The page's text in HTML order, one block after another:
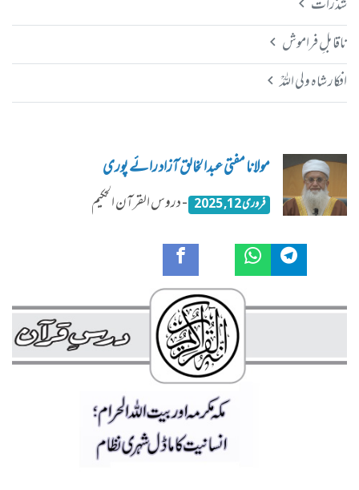
ناقابلِ فراموش
افکار شاہ ولی اللہؒ
مولانا مفتی عبدالخالق آزاد رائے پوری
فروری 12, 2025 - دروس القرآن الحکیم